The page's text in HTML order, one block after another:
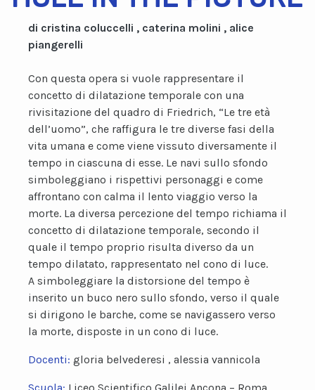
di cristina coluccelli , caterina molini , alice
piangerelli
Con questa opera si vuole rappresentare il
concetto di dilatazione temporale con una
rivisitazione del quadro di Friedrich, “Le tre età
dell’uomo”, che raffigura le tre diverse fasi della
vita umana e come viene vissuto diversamente il
tempo in ciascuna di esse. Le navi sullo sfondo
simboleggiano i rispettivi personaggi e come
affrontano con calma il lento viaggio verso la
morte. La diversa percezione del tempo richiama il
concetto di dilatazione temporale, secondo il
quale il tempo proprio risulta diverso da un
tempo dilatato, rappresentato nel cono di luce.
A simboleggiare la distorsione del tempo è
inserito un buco nero sullo sfondo, verso il quale
si dirigono le barche, come se navigassero verso
la morte, disposte in un cono di luce.
Docenti: gloria belvederesi , alessia vannicola